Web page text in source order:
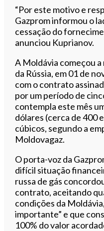
“Por este motivo e
Gazprom informou o
cessação do
anunciou Kuprianov.
A Moldávia começou
da Rússia, em 01 de
com o contrato
por um período de
contempla este mês
dólares (cerca de 400
cúbicos, segundo a
Moldovagaz.
O porta-voz da
difícil situação
russa de gás
contrato, aceitando
condições da
importante” e que
100% do valor